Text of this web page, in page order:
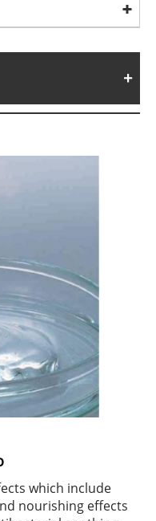
which include
nourishing effects